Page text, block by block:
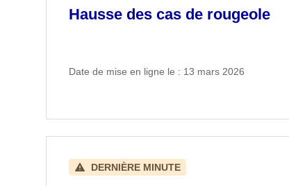
Hausse des cas de rougeole
Date de mise en ligne le : 13 mars 2026
DERNIÈRE MINUTE